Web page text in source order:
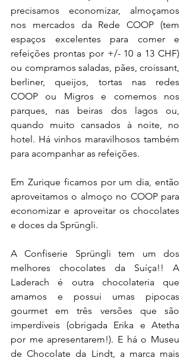
precisamos economizar, almoçamos
nos mercados da Rede COOP (tem
espaços excelentes para comer e
refeições prontas por +/- 10 a 13 CHF)
ou compramos saladas, pães, croissant,
berliner, queijos, tortas nas redes
COOP ou Migros e comemos nos
parques, nas beiras dos lagos ou,
quando muito cansados à noite, no
hotel. Há vinhos maravilhosos também
para acompanhar as refeições.
Em Zurique ficamos por um dia, então
aproveitamos o almoço no COOP para
economizar e aproveitar os chocolates
e doces da Sprüngli.
A Confiserie Sprüngli tem um dos
melhores chocolates da Suíça!! A
Laderach é outra chocolateria que
amamos e possui umas pipocas
gourmet em três versões que são
imperdíveis (obrigada Erika e Atetha
por me apresentarem!). E há o Museu
de Chocolate da Lindt, a marca mais